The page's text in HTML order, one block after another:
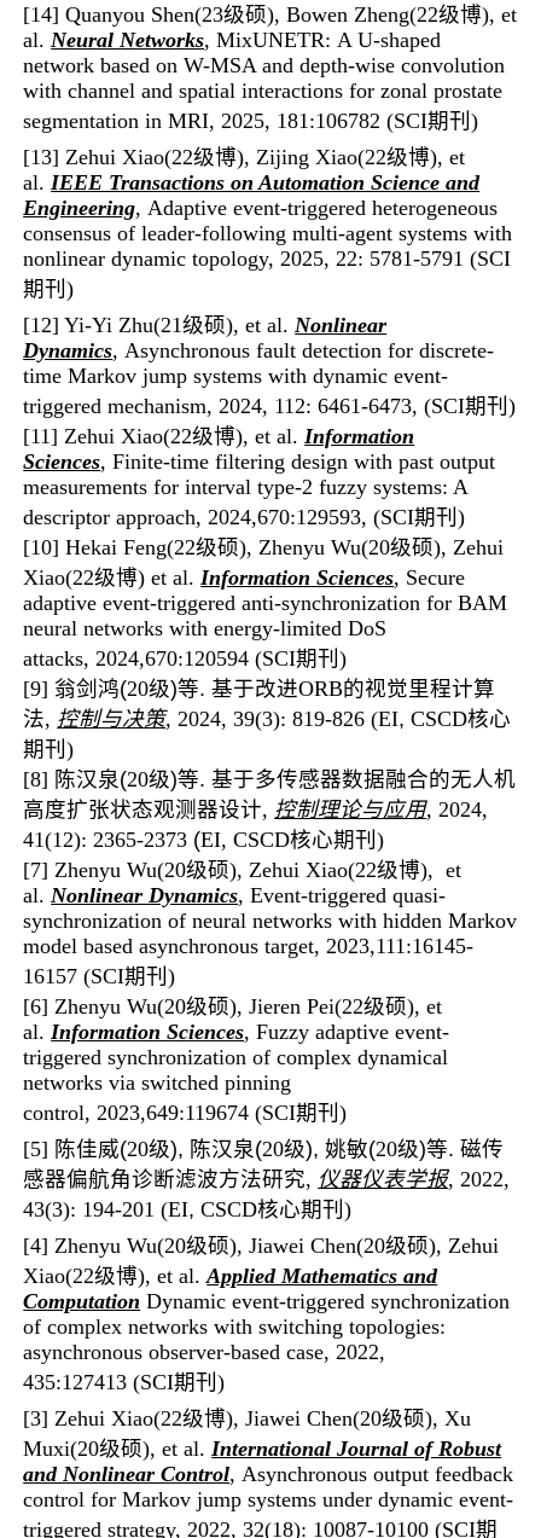
[14] Quanyou Shen(23级硕), Bowen Zheng(22级博),et
al. Neural Networks, MixUNETR: A U-shaped
network based on W-MSA and depth-wise convolution
with channel and spatial interactions for zonal prostate
segmentation in MRI, 2025, 181:106782 (SCI期刊)
[13] Zehui Xiao(22级博), Zijing Xiao(22级博), et
al. IEEE Transactions on Automation Science and
Engineering, Adaptive event-triggered heterogeneous
consensus of leader-following multi-agent systems with
nonlinear dynamic topology, 2025, 22: 5781-5791 (SCI
期刊)
[12] Yi-Yi Zhu(21级硕), et al. Nonlinear
Dynamics, Asynchronous fault detection for discrete-
time Markov jump systems with dynamic event-
triggered mechanism, 2024, 112: 6461-6473, (SCI期刊)
[11] Zehui Xiao(22级博), et al. Information
Sciences, Finite-time filtering design with past output
measurements for interval type-2 fuzzy systems: A
descriptor approach, 2024,670:129593, (SCI期刊)
[10] Hekai Feng(22级硕), Zhenyu Wu(20级硕), Zehui
Xiao(22级博) et al. Information Sciences, Secure
adaptive event-triggered anti-synchronization for BAM
neural networks with energy-limited DoS
attacks, 2024,670:120594 (SCI期刊)
[9] 翁剑鸿(20级)等. 基于改进ORB的视觉里程计算
法, 控制与决策, 2024, 39(3): 819-826 (EI, CSCD核心
期刊)
[8] 陈汉泉(20级)等. 基于多传感器数据融合的无人机
高度扩张状态观测器设计, 控制理论与应用, 2024,
41(12): 2365-2373 (EI, CSCD核心期刊)
[7] Zhenyu Wu(20级硕), Zehui Xiao(22级博), et
al. Nonlinear Dynamics, Event-triggered quasi-
synchronization of neural networks with hidden Markov
model based asynchronous target, 2023,111:16145-
16157 (SCI期刊)
[6] Zhenyu Wu(20级硕), Jieren Pei(22级硕), et
al. Information Sciences, Fuzzy adaptive event-
triggered synchronization of complex dynamical
networks via switched pinning
control, 2023,649:119674 (SCI期刊)
[5] 陈佳威(20级), 陈汉泉(20级), 姚敏(20级)等. 磁传
感器偏航角诊断滤波方法研究, 仪器仪表学报, 2022,
43(3): 194-201 (EI, CSCD核心期刊)
[4] Zhenyu Wu(20级硕), Jiawei Chen(20级硕), Zehui
Xiao(22级博), et al.Applied Mathematics and
Computation Dynamic event-triggered synchronization
of complex networks with switching topologies:
asynchronous observer-based case, 2022,
435:127413 (SCI期刊)
[3] Zehui Xiao(22级博), Jiawei Chen(20级硕), Xu
Muxi(20级硕), et al. International Journal of Robust
and Nonlinear Control, Asynchronous output feedback
control for Markov jump systems under dynamic event-
triggered strategy, 2022, 32(18): 10087-10100 (SCI期